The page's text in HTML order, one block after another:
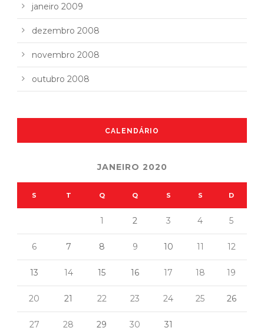
janeiro 2009
dezembro 2008
novembro 2008
outubro 2008
CALENDÁRIO
JANEIRO 2020
S T Q Q S S D
1 2 3 4 5
6 7 8 9 10 11 12
13 14 15 16 17 18 19
20 21 22 23 24 25 26
27 28 29 30 31